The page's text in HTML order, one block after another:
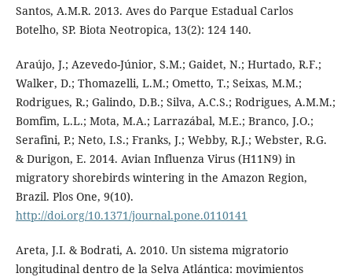
Santos, A.M.R. 2013. Aves do Parque Estadual Carlos
Botelho, SP. Biota Neotropica, 13(2): 124 140.
Araújo, J.; Azevedo-Júnior, S.M.; Gaidet, N.; Hurtado, R.F.;
Walker, D.; Thomazelli, L.M.; Ometto, T.; Seixas, M.M.;
Rodrigues, R.; Galindo, D.B.; Silva, A.C.S.; Rodrigues, A.M.M.;
Bomfim, L.L.; Mota, M.A.; Larrazábal, M.E.; Branco, J.O.;
Serafini, P.; Neto, I.S.; Franks, J.; Webby, R.J.; Webster, R.G.
& Durigon, E. 2014. Avian Influenza Virus (H11N9) in
migratory shorebirds wintering in the Amazon Region,
Brazil. Plos One, 9(10).
http://doi.org/10.1371/journal.pone.0110141
Areta, J.I. & Bodrati, A. 2010. Un sistema migratorio
longitudinal dentro de la Selva Atlántica: movimientos